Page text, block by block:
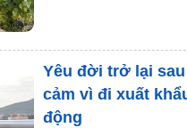
Yêu đời trở lại
cảm vì đi xuất
động